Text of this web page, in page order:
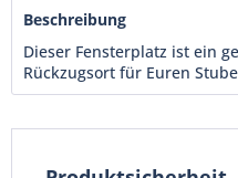
Beschreibung
Dieser Fensterplatz ist ein
Rückzugsort für Euren